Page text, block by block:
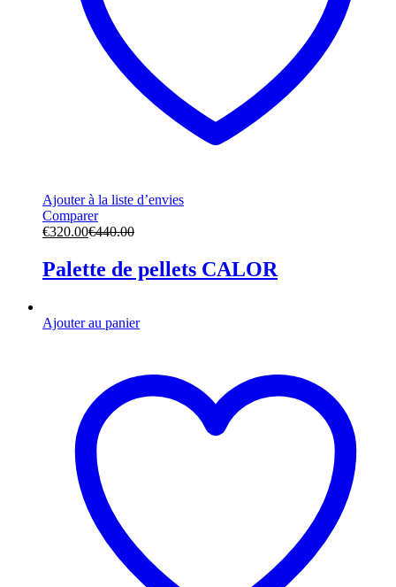
Ajouter à la liste d’envies
Comparer
€320.00€440.00
Palette de pellets CALOR
Ajouter au panier